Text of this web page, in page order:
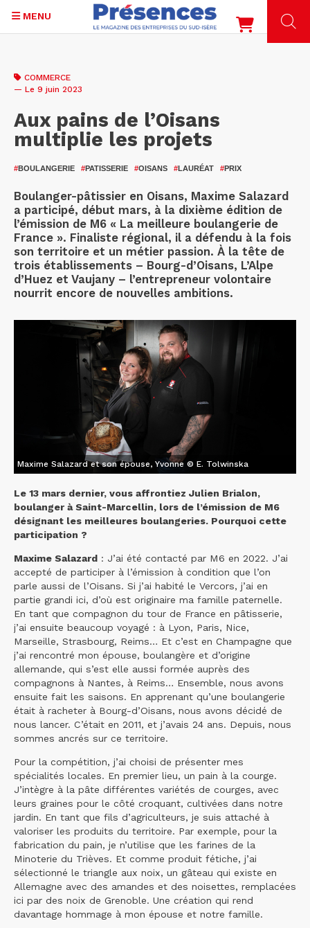
contenu
MENU
COMMERCE
— Le 9 juin 2023
Aux pains de l’Oisans
multiplie les projets
#BOULANGERIE #PATISSERIE #OISANS #LAURÉAT #PRIX
Boulanger-pâtissier en Oisans, Maxime Salazard
a participé, début mars, à la dixième édition de
l’émission de M6 « La meilleure boulangerie de
France ». Finaliste régional, il a défendu à la fois
son territoire et un métier passion. À la tête de
trois établissements – Bourg-d’Oisans, L’Alpe
d’Huez et Vaujany – l’entrepreneur volontaire
nourrit encore de nouvelles ambitions.
Maxime Salazard et son épouse, Yvonne © E. Tolwinska
Le 13 mars dernier, vous affrontiez Julien Brialon,
boulanger à Saint-Marcellin, lors de l’émission de M6
désignant les meilleures boulangeries. Pourquoi cette
participation ?
Maxime Salazard : J’ai été contacté par M6 en 2022. J’ai
accepté de participer à l’émission à condition que l’on
parle aussi de l’Oisans. Si j’ai habité le Vercors, j’ai en
partie grandi ici, d’où est originaire ma famille paternelle.
En tant que compagnon du tour de France en pâtisserie,
j’ai ensuite beaucoup voyagé : à Lyon, Paris, Nice,
Marseille, Strasbourg, Reims… Et c’est en Champagne que
j’ai rencontré mon épouse, boulangère et d’origine
allemande, qui s’est elle aussi formée auprès des
compagnons à Nantes, à Reims… Ensemble, nous avons
ensuite fait les saisons. En apprenant qu’une boulangerie
était à racheter à Bourg-d’Oisans, nous avons décidé de
nous lancer. C’était en 2011, et j’avais 24 ans. Depuis, nous
sommes ancrés sur ce territoire.
Pour la compétition, j’ai choisi de présenter mes
spécialités locales. En premier lieu, un pain à la courge.
J’intègre à la pâte différentes variétés de courges, avec
leurs graines pour le côté croquant, cultivées dans notre
jardin. En tant que fils d’agriculteurs, je suis attaché à
valoriser les produits du territoire. Par exemple, pour la
fabrication du pain, je n’utilise que les farines de la
Minoterie du Trièves. Et comme produit fétiche, j’ai
sélectionné le triangle aux noix, un gâteau qui existe en
Allemagne avec des amandes et des noisettes, remplacées
ici par des noix de Grenoble. Une création qui rend
davantage hommage à mon épouse et notre famille.